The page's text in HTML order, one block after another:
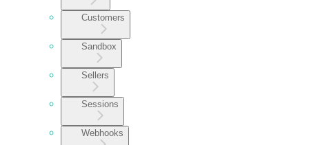
Customers
Sandbox
Sellers
Sessions
Webhooks